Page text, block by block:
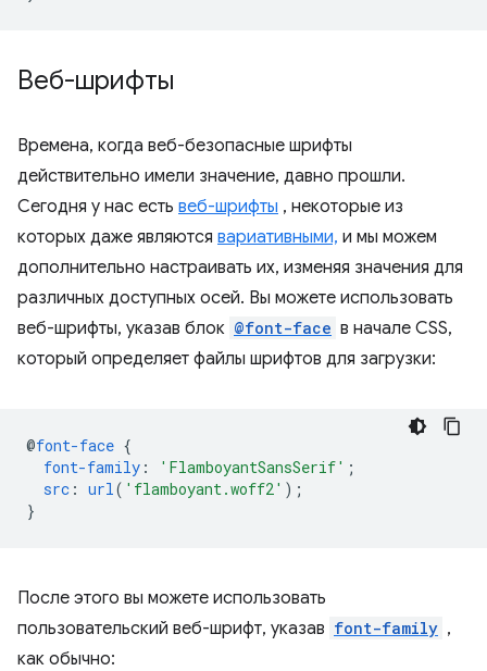
Веб-шрифты
Времена, когда веб-безопасные шрифты
действительно имели значение, давно прошли.
Сегодня у нас есть веб-шрифты , некоторые из
которых даже являются вариативными, и мы можем
дополнительно настраивать их, изменяя значения для
различных доступных осей. Вы можете использовать
веб-шрифты, указав блок @font-face в начале CSS,
который определяет файлы шрифтов для загрузки:
@font-face {
font-family : 'FlamboyantSansSerif' ;
src : url( 'flamboyant.woff2' );
}
После этого вы можете использовать
пользовательский веб-шрифт, указав font-family ,
как обычно: